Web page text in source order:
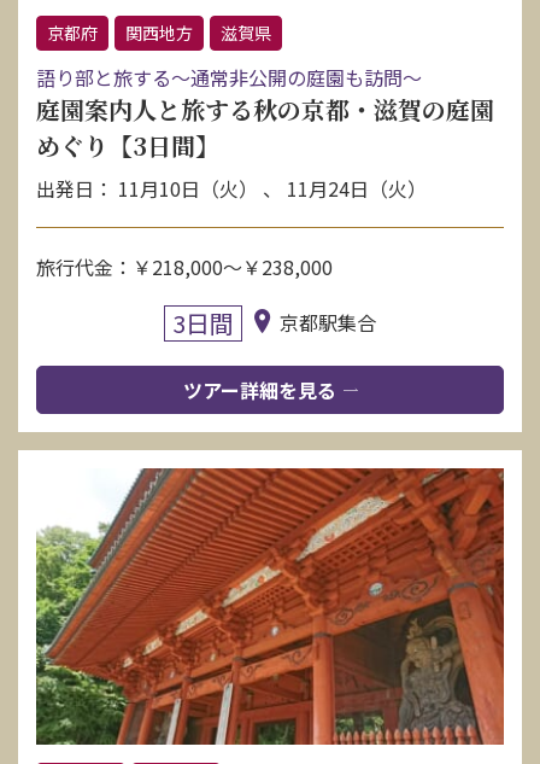
京都府
関西地方 滋賀県
語り部と旅する～通常非公開の庭園も訪問～
庭園案内人と旅する秋の京都・滋賀の庭園
めぐり【3日間】
出発日： 11月10日（火） 、 11月24日（火）
旅行代金：￥218,000～￥238,000
3日間 京都駅集合
ツアー詳細を見る